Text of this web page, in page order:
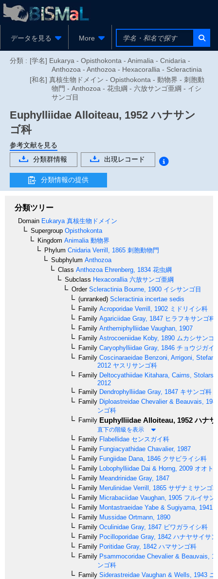
データを見る More
分類 : [学名] Eukarya - Opisthokonta - Animalia - Cnidaria -
Anthozoa - Anthozoa - Hexacorallia - Scleractinia
[和名] 真核生物ドメイン - Opisthokonta - 動物界 - 刺胞動
物門 - Anthozoa - 花虫綱 - 六放サンゴ亜綱 - イシ
サンゴ目
Euphylliidae Alloiteau, 1952 ハナサン
ゴ科
参考文献を見る
分類群情報
出現レコード
分類情報の提供
分類ツリー
Domain Eukarya 真核生物ドメイン
Supergroup Opisthokonta
Kingdom Animalia 動物界
Phylum Cnidaria Verrill, 1865 刺胞動物門
Subphylum Anthozoa
Class Anthozoa Ehrenberg, 1834 花虫綱
Subclass Hexacorallia 六放サンゴ亜綱
OrderScleractinia Bourne, 1900 イシサンゴ目
(unranked) Scleractinia incertae sedis
Family Acroporidae Verrill, 1902 ミドリイシ科
Family Agariciidae Gray, 1847 ヒラフキサンゴ科
Family Anthemiphylliidae Vaughan, 1907
Family Astrocoeniidae Koby, 1890 ムカシサンゴ
Family Caryophylliidae Gray, 1846 チョウジガイ
Family Coscinaraeidae Benzoni, Arrigoni,
2012 ヤスリサンゴ科
Family Deltocyathiidae Kitahara, Cairns,
2012
Family Dendrophylliidae Gray, 1847 キサンゴ科
Family Diploastreidae Chevalier & Beauvais,
ンゴ科
Family Euphylliidae Alloiteau, 1952ハナ
直下の階級を表示
Family Flabellidae センスガイ科
Family Fungiacyathidae Chavalier, 1987
Family Fungiidae Dana, 1846 クサビライシ科
Family Lobophylliidae Dai & Horng, 2009 オオト
Family Meandrinidae Gray, 1847
Family Merulinidae Verrill, 1865 サザナミサンゴ
Family Micrabaciidae Vaughan, 1905 フルイサン
Family Montastraeidae Yabe & Sugiyama, 1941
Family Mussidae Ortmann, 1890
Family Oculinidae Gray, 1847 ビワガライシ科
Family Pocilloporidae Gray, 1842 ハナヤサイサ
Family Poritidae Gray, 1842 ハマサンゴ科
Family Psammocoridae Chevalier & Beauvais,
ンゴ科
Family Siderastreidae Vaughan & Wells, 1943 ニ